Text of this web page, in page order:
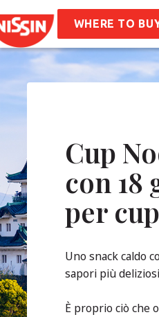
WHERE TO
Storia
Cup
con
per
Uno snack caldo
sapori più deliziosi
È proprio ciò che